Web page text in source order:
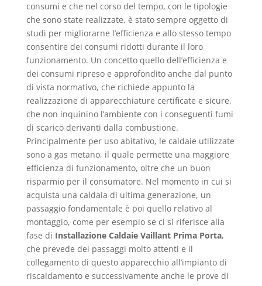
consumi e che nel corso del tempo, con le tipologie
che sono state realizzate, è stato sempre oggetto di
studi per migliorarne l’efficienza e allo stesso tempo
consentire dei consumi ridotti durante il loro
funzionamento. Un concetto quello dell’efficienza e
dei consumi ripreso e approfondito anche dal punto
di vista normativo, che richiede appunto la
realizzazione di apparecchiature certificate e sicure,
che non inquinino l’ambiente con i conseguenti fumi
di scarico derivanti dalla combustione.
Principalmente per uso abitativo, le caldaie utilizzate
sono a gas metano, il quale permette una maggiore
efficienza di funzionamento, oltre che un buon
risparmio per il consumatore. Nel momento in cui si
acquista una caldaia di ultima generazione, un
passaggio fondamentale è poi quello relativo al
montaggio, come per esempio se ci si riferisce alla
fase di Installazione Caldaie Vaillant Prima Porta,
che prevede dei passaggi molto attenti e il
collegamento di questo apparecchio all’impianto di
riscaldamento e successivamente anche le prove di